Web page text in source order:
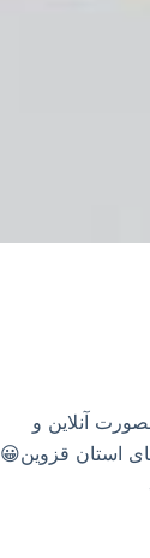
آنلاین و
رایگان به شهرهای استان قزوین😀